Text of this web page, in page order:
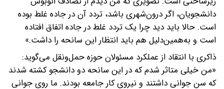
دانشجویان، اگر درون‌شهری باشد، تردد آن در جاده غلط بوده
است. حالا باید دید چرا یک تردد غلط در جاده اتفاق افتاده
است و به‌همین‌دلیل هم باید انتظار این سانحه را داشت.»
ذاکری با انتقاد از عملکرد مسئولان حوزه حمل‌ونقل می‌گوید:
«من خیلی متاثر شدم که در این سانحه دو دانشجو کشته شدند
که سن جوانی داشتند و نیروی کار جامعه بودند. ما روی جوانی